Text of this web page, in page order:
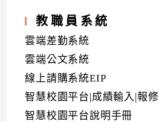
教職員系統
雲端差勤系統
雲端公文系統
線上請購系統EIP
智慧校園平台|成績輸入|報修
智慧校園平台說明手冊